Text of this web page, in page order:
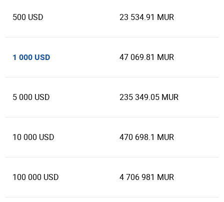
500 USD 23 534.91 MUR
1 000 USD 47 069.81 MUR
5 000 USD 235 349.05 MUR
10 000 USD 470 698.1 MUR
100 000 USD 4 706 981 MUR